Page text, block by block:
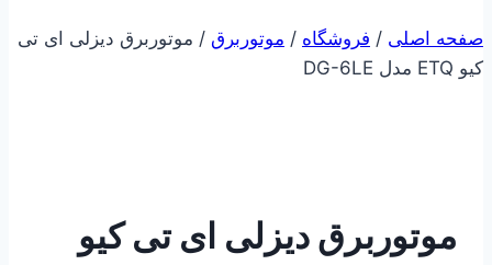
صفحه اصلی / فروشگاه / موتوربرق / موتوربرق دیزلی ای تی
کیو ETQ مدل DG-6LE
موتوربرق دیزلی ای تی کیو